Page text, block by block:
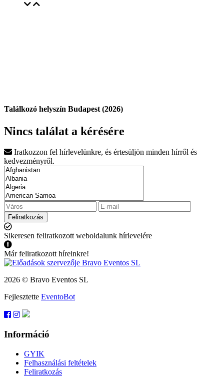
Találkozó helyszín Budapest (2026)
Nincs találat a kérésére
Iratkozzon fel hírlevelünkre, és értesüljön minden hírről és
kedvezményről.
Feliratkozás
Sikeresen feliratkozott weboldalunk hírlevelére
Már feliratkozott híreinkre!
2026 © Bravo Eventos SL
Fejlesztette EventoBot
Információ
GYIK
Felhasználási feltételek
Feliratkozás